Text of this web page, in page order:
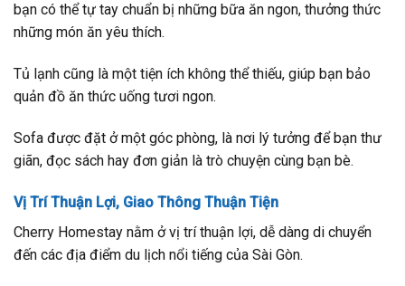
bạn có thể tự tay chuẩn bị những bữa ăn ngon, thưởng thức
những món ăn yêu thích.
Tủ lạnh cũng là một tiện ích không thể thiếu, giúp bạn bảo
quản đồ ăn thức uống tươi ngon.
Sofa được đặt ở một góc phòng, là nơi lý tưởng để bạn thư
giãn, đọc sách hay đơn giản là trò chuyện cùng bạn bè.
Vị Trí Thuận Lợi, Giao Thông Thuận Tiện
Cherry Homestay nằm ở vị trí thuận lợi, dễ dàng di chuyển
đến các địa điểm du lịch nổi tiếng của Sài Gòn.